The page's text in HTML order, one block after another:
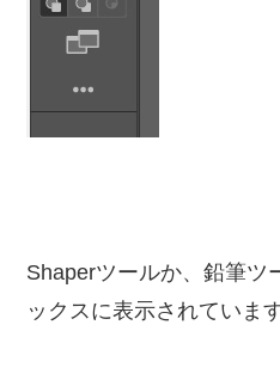
Shaperツールか、鉛筆ツ
ックスに表示されていま